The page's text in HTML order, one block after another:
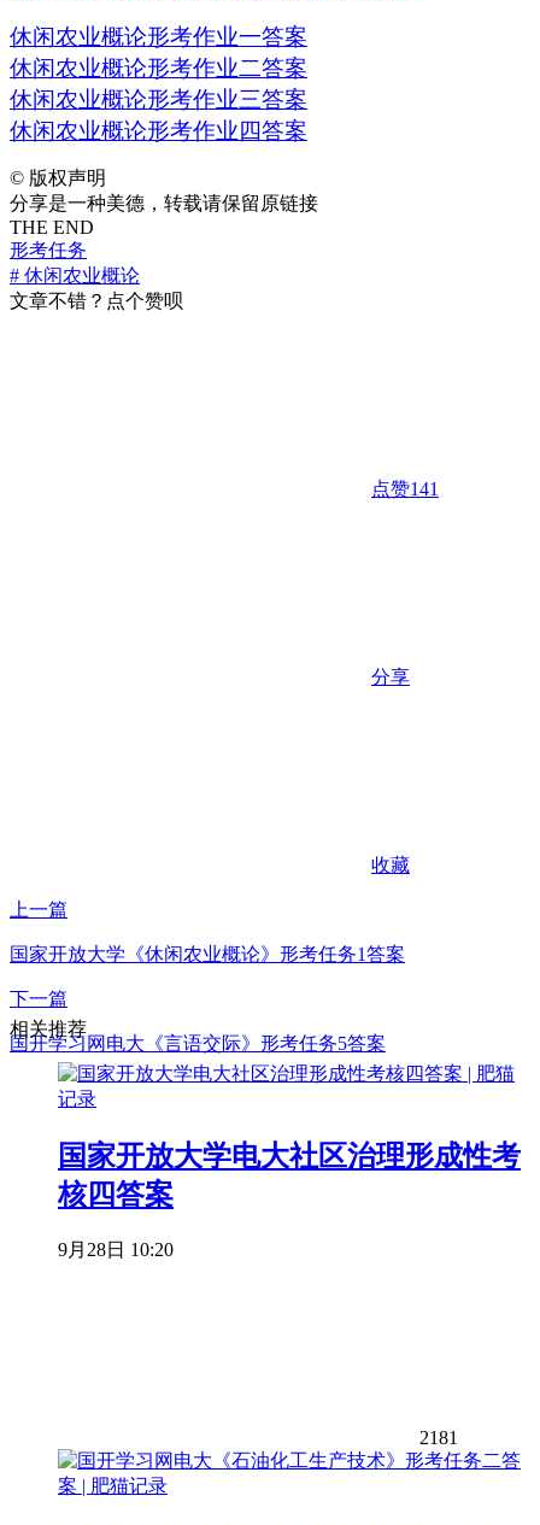
休闲农业概论形考作业一答案
休闲农业概论形考作业二答案
休闲农业概论形考作业三答案
休闲农业概论形考作业四答案
© 版权声明
分享是一种美德，转载请保留原链接
THE END
形考任务
# 休闲农业概论
文章不错？点个赞呗
点赞141
分享
收藏
上一篇
国家开放大学《休闲农业概论》形考任务1答案
下一篇
国开学习网电大《言语交际》形考任务5答案
相关推荐
国家开放大学电大社区治理形成性考
核四答案
9月28日 10:20
2181